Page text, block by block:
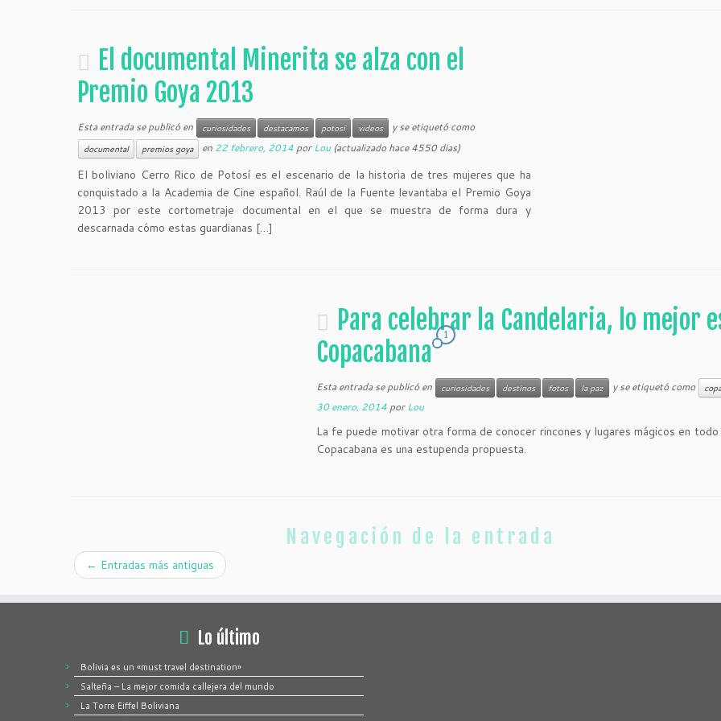
El documental Minerita se alza con el
Premio Goya 2013
Esta entrada se publicó en curiosidades destacamos potosí videos y se etiquetó como
documental premios goya en 22 febrero, 2014 porLou(actualizado hace 4550 dias)
El boliviano Cerro Rico de Potosí es el escenario de la historia de tres mujeres que ha
conquistado a la Academia de Cine español. Raúl de la Fuente levantaba el Premio Goya
2013 por este cortometraje documental en el que se muestra de forma dura y
descarnada cómo estas guardianas […]
Para celebrar la Candelaria, lo mejor
Copacabana
1
Esta entrada se publicó en curiosidades destinos fotos la paz y se etiquetó como
30 enero, 2014 porLou
La fe puede motivar otra forma de conocer rincones y lugares mágicos en todo
Copacabana es una estupenda propuesta.
Navegación de la entrada
← Entradas más antiguas
Lo último
Bolivia es un «must travel destination»
Salteña – La mejor comida callejera del mundo
La Torre Eiffel Boliviana